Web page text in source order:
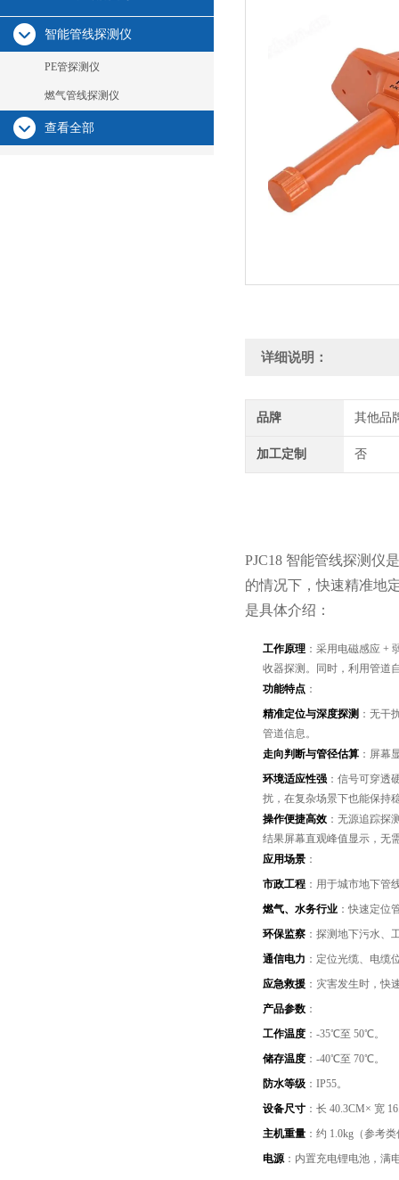
智能管线探测仪
PE管探测仪
燃气管线探测仪
查看全部
详细说明：
品牌 其他品
加工定制 否
PJC18 智能管线探测仪
的情况下，快速精准地
是具体介绍：
工作原理 ：采用电磁感应 +
收器探测。同时，利用管道
功能特点 ：
精准定位与深度探测 ：无干
管道信息。
走向判断与管径估算 ：屏幕
环境适应性强 ：信号可穿透
扰，在复杂场景下也能保持
操作便捷高效 ：无源追踪探
结果屏幕直观峰值显示，无
应用场景 ：
市政工程 ：用于城市地下管
燃气、水务行业 ：快速定位
环保监察 ：探测地下污水、
通信电力 ：定位光缆、电缆
应急救援 ：灾害发生时，快
产品参数 ：
工作温度 ：-35℃至 50℃。
储存温度 ：-40℃至 70℃。
防水等级 ：IP55。
设备尺寸 ：长 40.3CM× 宽
主机重量 ：约 1.0kg（参考
电源：内置充电锂电池，满